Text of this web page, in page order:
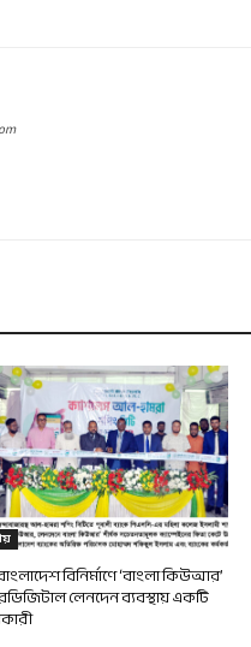
বিনির্মাণে ‘বাংলা কিউআর’
লেনদেন ব্যবস্থায় একটি